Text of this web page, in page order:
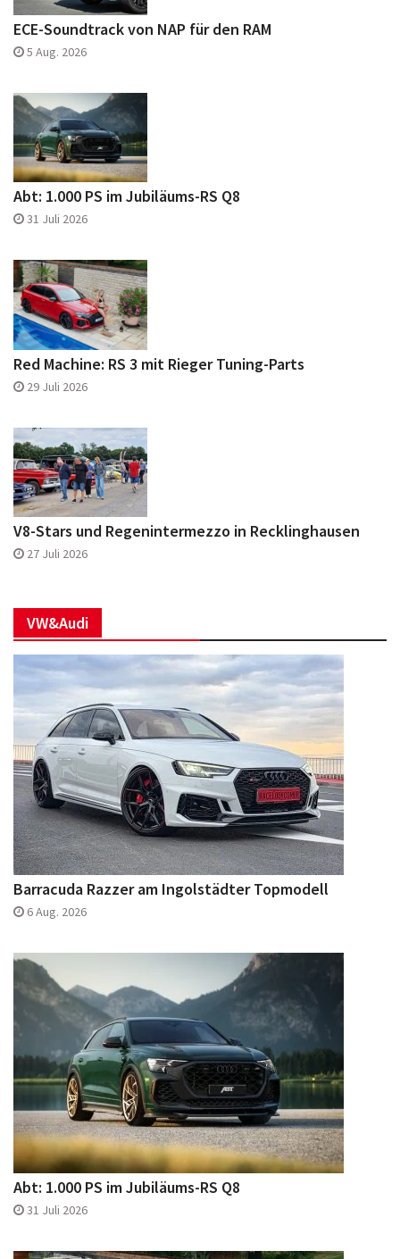
ECE-Soundtrack von NAP für den RAM
5 Aug. 2026
Abt: 1.000 PS im Jubiläums-RS Q8
31 Juli 2026
Red Machine: RS 3 mit Rieger Tuning-Parts
29 Juli 2026
V8-Stars und Regenintermezzo in Recklinghausen
27 Juli 2026
VW&Audi
Barracuda Razzer am Ingolstädter Topmodell
6 Aug. 2026
Abt: 1.000 PS im Jubiläums-RS Q8
31 Juli 2026